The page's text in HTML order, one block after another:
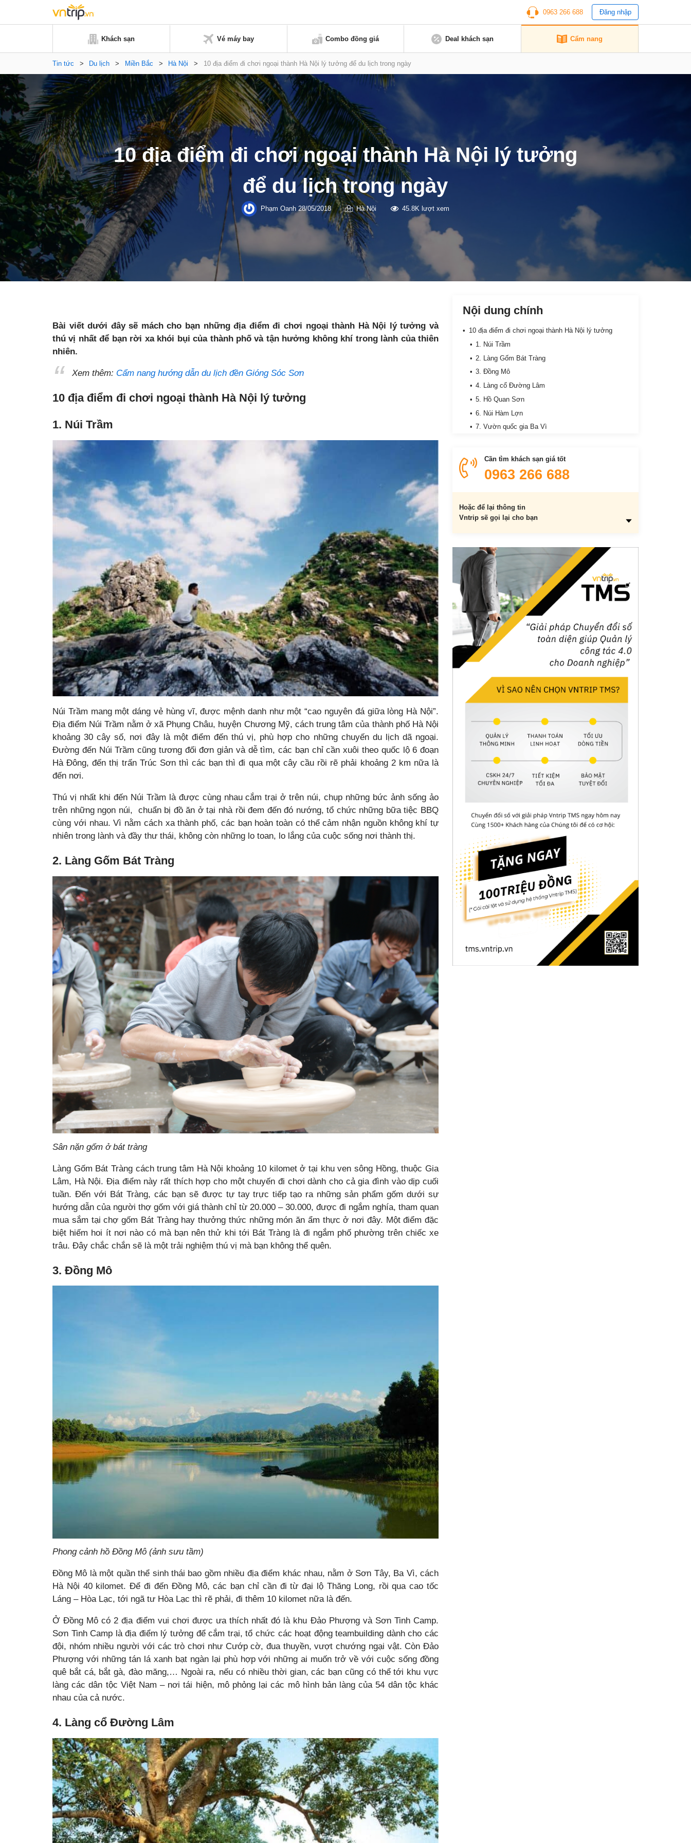
0963 266 688 Đăng nhập
Khách sạn Vé máy bay Combo đồng giá Deal khách sạn Cẩm nang
Tin tức > Du lịch > Miền Bắc > Hà Nội > 10 địa điểm đi chơi ngoại thành Hà Nội lý tưởng để du lịch trong ngày
10 địa điểm đi chơi ngoại thành Hà Nội lý tưởng
để du lịch trong ngày
Phạm Oanh28/05/2018 Hà Nội 45.8K lượt xem
Bài viết dưới đây sẽ mách cho bạn những địa điểm đi chơi ngoại thành Hà Nội lý tưởng và
thú vị nhất để bạn rời xa khói bụi của thành phố và tận hưởng không khí trong lành của thiên
nhiên.
Xem thêm: Cẩm nang hướng dẫn du lịch đền Gióng Sóc Sơn
10 địa điểm đi chơi ngoại thành Hà Nội lý tưởng
1. Núi Trầm
Núi Trầm mang một dáng vẻ hùng vĩ, được mệnh danh như một “cao nguyên đá giữa lòng Hà Nội”.
Địa điểm Núi Trầm nằm ở xã Phụng Châu, huyện Chương Mỹ, cách trung tâm của thành phố Hà Nội
khoảng 30 cây số, nơi đây là một điểm đến thú vị, phù hợp cho những chuyến du lịch dã ngoại.
Đường đến Núi Trầm cũng tương đối đơn giản và dễ tìm, các bạn chỉ cần xuôi theo quốc lộ 6 đoạn
Hà Đông, đến thị trấn Trúc Sơn thì các bạn thì đi qua một cây cầu rồi rẽ phải khoảng 2 km nữa là
đến nơi.
Thú vị nhất khi đến Núi Trầm là được cùng nhau cắm trại ở trên núi, chụp những bức ảnh sống ảo
trên những ngọn núi, chuẩn bị đồ ăn ở tại nhà rồi đem đến đó nướng, tổ chức những bữa tiệc BBQ
cùng với nhau. Vì nằm cách xa thành phố, các bạn hoàn toàn có thể cảm nhận nguồn không khí tự
nhiên trong lành và đầy thư thái, không còn những lo toan, lo lắng của cuộc sống nơi thành thị.
2. Làng Gốm Bát Tràng
Sân nặn gốm ở bát tràng
Làng Gốm Bát Tràng cách trung tâm Hà Nội khoảng 10 kilomet ở tại khu ven sông Hồng, thuộc Gia
Lâm, Hà Nội. Địa điểm này rất thích hợp cho một chuyến đi chơi dành cho cả gia đình vào dịp cuối
tuần. Đến với Bát Tràng, các bạn sẽ được tự tay trực tiếp tạo ra những sản phẩm gốm dưới sự
hướng dẫn của người thợ gốm với giá thành chỉ từ 20.000 – 30.000, được đi ngắm nghía, tham quan
mua sắm tại chợ gốm Bát Tràng hay thưởng thức những món ăn ẩm thực ở nơi đây. Một điểm đặc
biệt hiếm hoi ít nơi nào có mà bạn nên thử khi tới Bát Tràng là đi ngắm phố phường trên chiếc xe
trâu. Đây chắc chắn sẽ là một trải nghiệm thú vị mà bạn không thể quên.
3. Đồng Mô
Phong cảnh hồ Đồng Mô (ảnh sưu tầm)
Đồng Mô là một quần thể sinh thái bao gồm nhiều địa điểm khác nhau, nằm ở Sơn Tây, Ba Vì, cách
Hà Nội 40 kilomet. Để đi đến Đồng Mô, các bạn chỉ cần đi từ đại lộ Thăng Long, rồi qua cao tốc
Láng – Hòa Lạc, tới ngã tư Hòa Lạc thì rẽ phải, đi thêm 10 kilomet nữa là đến.
Ở Đồng Mô có 2 địa điểm vui chơi được ưa thích nhất đó là khu Đảo Phượng và Sơn Tinh Camp.
Sơn Tinh Camp là địa điểm lý tưởng để cắm trại, tổ chức các hoạt động teambuilding dành cho các
đội, nhóm nhiều người với các trò chơi như Cướp cờ, đua thuyền, vượt chướng ngại vật. Còn Đảo
Phượng với những tán lá xanh bạt ngàn lại phù hợp với những ai muốn trở về với cuộc sống đồng
quê bắt cá, bắt gà, đào măng,… Ngoài ra, nếu có nhiều thời gian, các bạn cũng có thể tới khu vực
làng các dân tộc Việt Nam – nơi tái hiện, mô phỏng lại các mô hình bản làng của 54 dân tộc khác
nhau của cả nước.
4. Làng cổ Đường Lâm
Nội dung chính
10 địa điểm đi chơi ngoại thành Hà Nội lý tưởng
1. Núi Trầm
2. Làng Gốm Bát Tràng
3. Đồng Mô
4. Làng cổ Đường Lâm
5. Hồ Quan Sơn
6. Núi Hàm Lợn
7. Vườn quốc gia Ba Vì
9. Chùa Hương
10. Tam Đảo
Cần tìm khách sạn giá tốt
0963 266 688
Hoặc để lại thông tin
Vntrip sẽ gọi lại cho bạn